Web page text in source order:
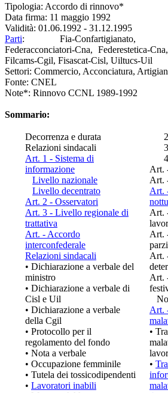
Tipologia: Accordo di rinnovo*
Data firma: 11 maggio 1992
Validità: 01.06.1992 - 31.12.1995
Parti: Fia-Confartigianato,
Federacconciatori-Cna, Federestetica-
Filcams-Cgil, Fisascat-Cisl, Uiltucs-Uil
Settori: Commercio, Acconciatura,
Fonte: CNEL
Note*: Rinnovo CCNL 1989-1992
Sommario:
Decorrenza e durata
Relazioni sindacali
Art. 1 - Sistema di
informazione
Livello nazionale
Livello decentrato
Art. 2 - Osservatori
Art. 3 - Livello regionale di
trattativa
Art. - Accordo
interconfederale
Relazioni sindacali
• Dichiarazione a verbale del
ministro
• Dichiarazione a verbale di
Cisl e Uil
• Dichiarazione a verbale
della Cgil
• Protocollo per il
regolamento del fondo
• Nota a verbale
• Occupazione femminile
• Tutela dei tossicodipendenti
• Lavoratori inabili
Art.
Art.
Art.
Art.
Art.
Art.
Art.
Art.
•
•